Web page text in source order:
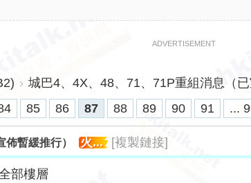
ADVERTISEMENT
› 城巴4、4X、48、71、71P重組消息（
85 86 87 88 89 90 91 ...
暫緩推行） 火... [複製鏈接]
部樓層